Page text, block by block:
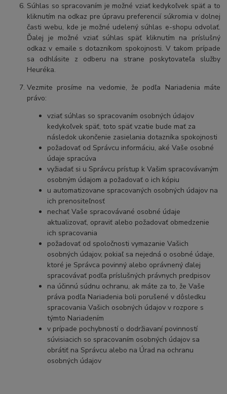
Súhlas so spracovaním je možné vziať kedykoľvek späť a to
kliknutím na odkaz pre úpravu preferencií súkromia v dolnej
časti webu, kde je možné udelený súhlas e-shopu odvolať.
Ďalej je možné vziať súhlas späť kliknutím na príslušný
odkaz v emaile s dotazníkom spokojnosti. V takom prípade
sa odhlásite z odberu na strane poskytovateľa služby
Heuréka.
Vezmite prosíme na vedomie, že podľa Nariadenia máte
právo:
vziať súhlas so spracovaním osobných údajov
kedykoľvek späť, toto späť vzatie bude mať za
následok ukončenie zasielania dotazníka spokojnosti
požadovať od Správcu informáciu, aké Vaše osobné
údaje spracúva
vyžiadať si u Správcu prístup k Vašim spracovávaným
osobným údajom a požadovať o ich kópiu
u automatizovane spracovaných osobných údajov na
ich prenositeľnosť
nechať Vaše spracovávané osobné údaje
aktualizovať, opraviť alebo požadovať obmedzenie
ich spracovania
požadovať od spoločnosti vymazanie Vašich
osobných údajov, pokiaľ sa nejedná o osobné údaje,
ktoré je Správca povinný alebo oprávnený ďalej
spracovávať podľa príslušných právnych predpisov
na účinnú súdnu ochranu, ak máte za to, že Vaše
práva podľa Nariadenia boli porušené v dôsledku
spracovania Vašich osobných údajov v rozpore s
týmto Nariadením
v prípade pochybností o dodržiavaní povinností
súvisiacich so spracovaním osobných údajov sa
obrátiť na Správcu alebo na Úrad na ochranu
osobných údajov